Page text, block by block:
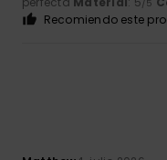
/5
Recomiendo este